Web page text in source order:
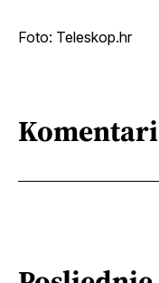
Foto: Teleskop.hr
Komentari